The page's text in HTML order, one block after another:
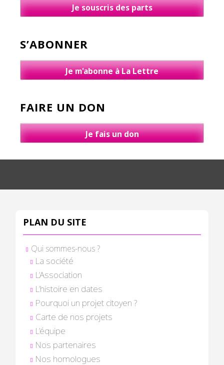
Je souscris des parts
S’ABONNER
Je m'abonne à La Lettre
FAIRE UN DON
Je fais un don
PLAN DU SITE
Qui sommes-nous ?
La société
L’Association
L’histoire en dates
Pourquoi un projet citoyen ?
Carte de nos projets
L’équipe
Nos partenaires
Nos homologues